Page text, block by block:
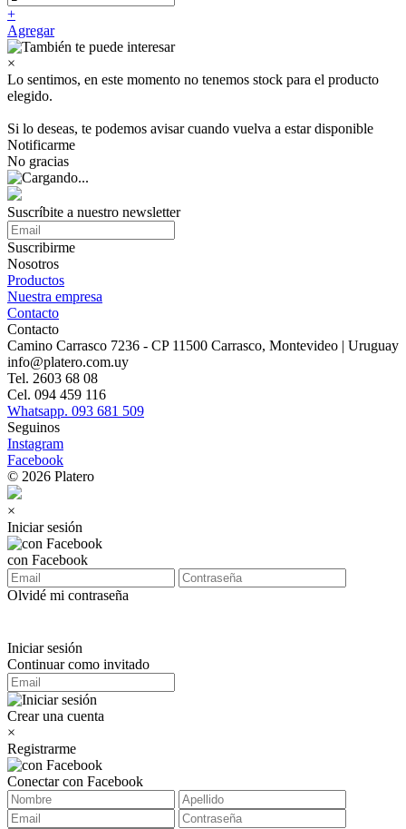
+
Agregar
×
Lo sentimos, en este momento no tenemos stock para el producto
elegido.
Si lo deseas, te podemos avisar cuando vuelva a estar disponible
Notificarme
No gracias
Suscríbite a nuestro newsletter
Suscribirme
Nosotros
Productos
Nuestra empresa
Contacto
Contacto
Camino Carrasco 7236 - CP 11500 Carrasco, Montevideo | Uruguay
info@platero.com.uy
Tel. 2603 68 08
Cel. 094 459 116
Whatsapp. 093 681 509
Seguinos
Instagram
Facebook
© 2026 Platero
×
Iniciar sesión
con Facebook
Olvidé mi contraseña
Iniciar sesión
Continuar como invitado
Crear una cuenta
×
Registrarme
Conectar con Facebook